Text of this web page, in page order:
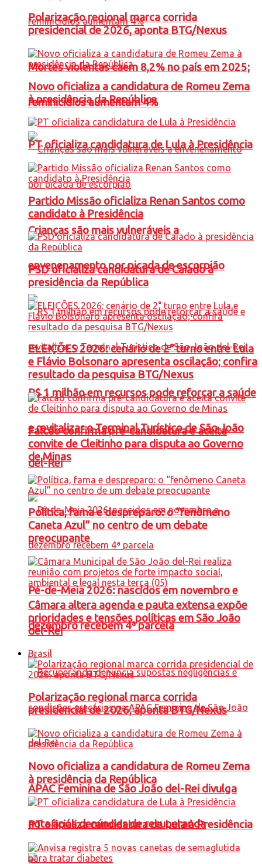
Mortes violentas caem 8,2% no país em 2025;
feminicídios aumentam 4%
Crianças são mais vulneráveis a
envenenamento por picada de escorpião
R$ 1 milhão em recursos pode reforçar a saúde
e revitalizar o Terminal Turístico de São João
del-Rei
Pé-de-Meia 2026: nascidos em novembro e
dezembro recebem 4ª parcela
APAC Feminina de São João del-Rei divulga
nota após denúncias de recuperanda
Polarização regional marca corrida
presidencial de 2026, aponta BTG/Nexus
Novo oficializa a candidatura de Romeu Zema
à presidência da República
PT oficializa candidatura de Lula à Presidência
Partido Missão oficializa Renan Santos como
candidato à Presidência
PSD oficializa candidatura de Caiado à
presidência da República
ELEIÇÕES 2026: cenário de 2° turno entre Lula
e Flávio Bolsonaro apresenta oscilação; confira
resultado da pesquisa BTG/Nexus
Falcão confirma pré-candidatura e aceita
convite de Cleitinho para disputa ao Governo
de Minas
Política, fama e despreparo: o “fenômeno
Caneta Azul” no centro de um debate
preocupante
Câmara altera agenda e pauta extensa expõe
prioridades e tensões políticas em São João
del-Rei
Brasil
Polarização regional marca corrida
presidencial de 2026, aponta BTG/Nexus
Novo oficializa a candidatura de Romeu Zema
à presidência da República
PT oficializa candidatura de Lula à Presidência